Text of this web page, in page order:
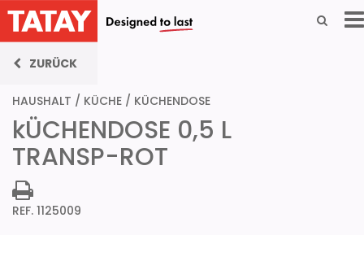
ZURÜCK
HAUSHALT / KÜCHE / KÜCHENDOSE
kÜCHENDOSE 0,5 L
TRANSP-ROT
REF. 1125009